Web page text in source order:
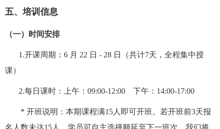
五、培训信息
（一）时间安排
1.开课周期： 6 月 22 日 - 28 日（共计7天，全程集中授
课）
2.每日课时：上午： 09:00-12:00 下午： 14:00-17:00
*开班说明：本期课程满15 人即可开班。若开班前3天报